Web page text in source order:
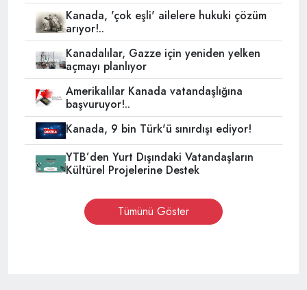
Kanada, 'çok eşli' ailelere hukuki çözüm
arıyor!..
Kanadalılar, Gazze için yeniden yelken
açmayı planlıyor
Amerikalılar Kanada vatandaşlığına
başvuruyor!..
Kanada, 9 bin Türk'ü sınırdışı ediyor!
YTB’den Yurt Dışındaki Vatandaşların
Kültürel Projelerine Destek
Tümünü Göster